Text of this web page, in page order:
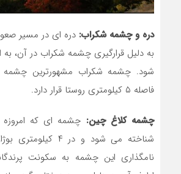
دره و چشمه شکراب: دره ای در مسیر
به دلیل قرارگیری چشمه شکراب در آن، به
شود. چشمه شکراب مشهورترین چشمه
فاصله ۵ کیلومتری روستا قرار دارد.
چشمه کلاغ چین: چشمه ای که امروزه
شناخته می شود و در ۴
نامگذاری این چشمه به سکونت